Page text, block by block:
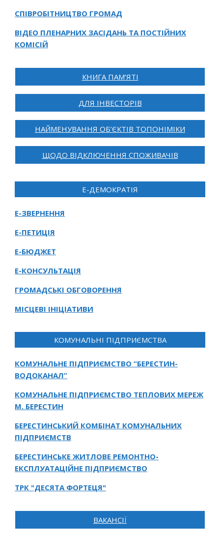
СПІВРОБІТНИЦТВО ГРОМАД
ВІДЕО ПЛЕНАРНИХ ЗАСІДАНЬ ТА ПОСТІЙНИХ
КОМІСІЙ
КНИГА ПАМ’ЯТІ
ДЛЯ ІНВЕСТОРІВ
НАЙМЕНУВАННЯ ОБ’ЄКТІВ ТОПОНІМІКИ
ЩОДО ВІДКЛЮЧЕННЯ СПОЖИВАЧІВ
Е-ДЕМОКРАТІЯ
Е-ЗВЕРНЕННЯ
Е-ПЕТИЦІЯ
Е-БЮДЖЕТ
Е-КОНСУЛЬТАЦІЯ
ГРОМАДСЬКІ ОБГОВОРЕННЯ
МІСЦЕВІ ІНІЦІАТИВИ
КОМУНАЛЬНІ ПІДПРИЄМСТВА
КОМУНАЛЬНЕ ПІДПРИЄМСТВО “БЕРЕСТИН-
ВОДОКАНАЛ”
КОМУНАЛЬНЕ ПІДПРИЄМСТВО ТЕПЛОВИХ МЕРЕЖ
М. БЕРЕСТИН
БЕРЕСТИНСЬКИЙ КОМБІНАТ КОМУНАЛЬНИХ
ПІДПРИЄМСТВ
БЕРЕСТИНСЬКЕ ЖИТЛОВЕ РЕМОНТНО-
ЕКСПЛУАТАЦІЙНЕ ПІДПРИЄМСТВО
ТРК "ДЕСЯТА ФОРТЕЦЯ"
ВАКАНСІЇ